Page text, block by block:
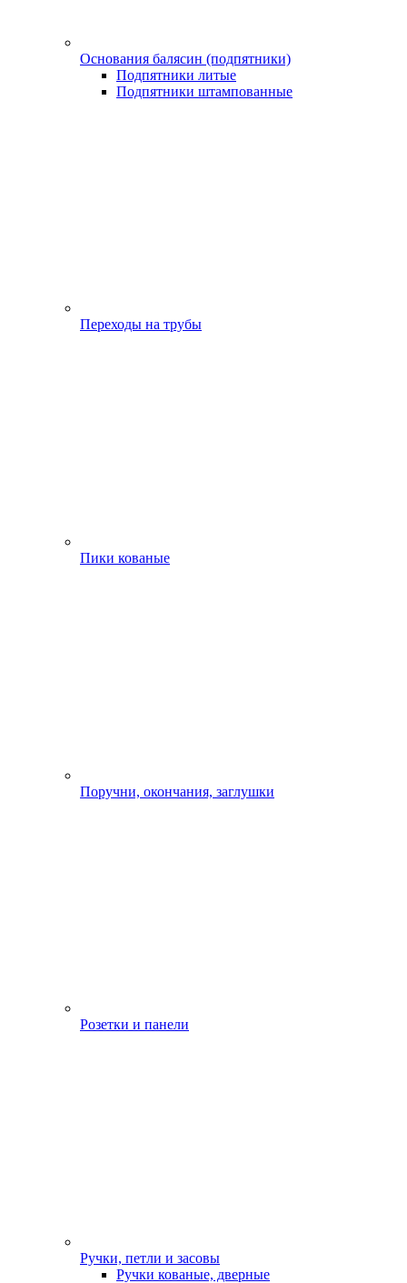
Основания балясин (подпятники)
Подпятники литые
Подпятники штампованные
Переходы на трубы
Пики кованые
Поручни, окончания, заглушки
Розетки и панели
Ручки, петли и засовы
Ручки кованые, дверные